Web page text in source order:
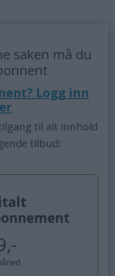
saken må du
Logg inn
til alt innhold
tilbud: